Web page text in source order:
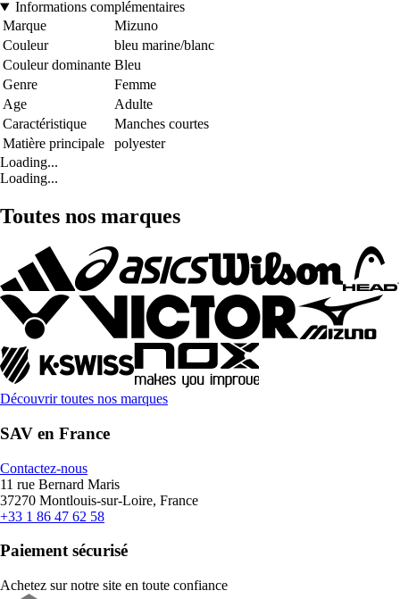
Informations complémentaires
Marque
Mizuno
Couleur
bleu marine/blanc
Couleur dominante Bleu
Genre
Femme
Age
Adulte
Caractéristique
Manches courtes
Matière principale
polyester
Loading...
Loading...
Toutes nos marques
Découvrir toutes nos marques
SAV en France
Contactez-nous
11 rue Bernard Maris
37270 Montlouis-sur-Loire, France
+33 1 86 47 62 58
Paiement sécurisé
Achetez sur notre site en toute confiance